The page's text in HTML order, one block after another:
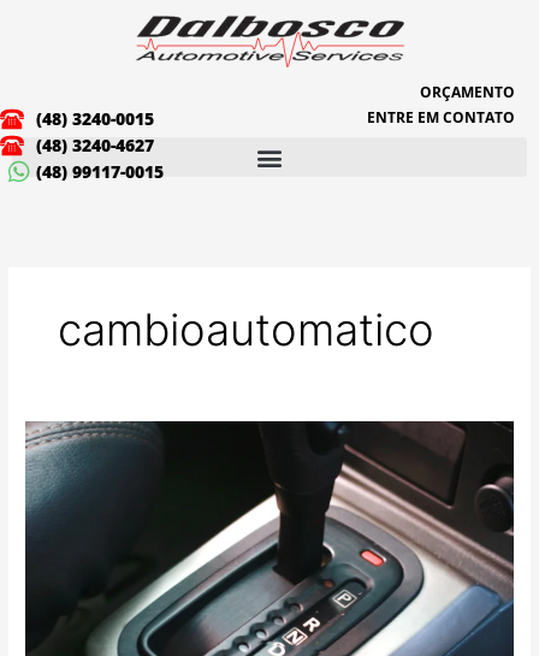
ORÇAMENTO
ENTRE EM CONTATO
(48) 3240-0015
(48) 3240-4627
(48) 99117-0015
cambioautomatico
Óleo
de
câmbio
automático: